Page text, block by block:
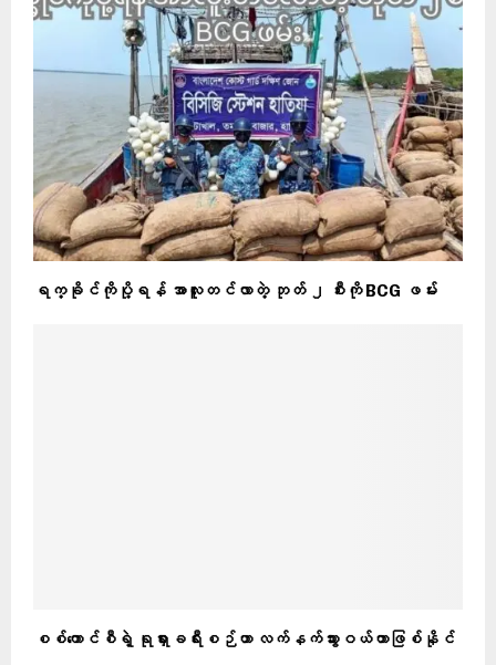
ရက္ခိုင်ကိုပို့ရန် အာလူးတင်လာတဲ့ ဘုတ် ၂ စီးကို BCG ဖမ်း
စစ်ကောင်စီရဲ့ ရုရှားခရီးစဉ်ဟာ လက်နက်သွားဝယ်တာဖြစ်နိုင်